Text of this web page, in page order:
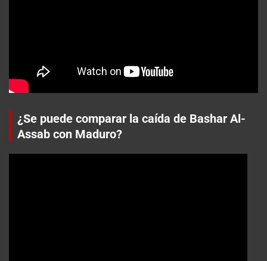
¿Se puede comparar la caída de Bashar Al-
Assab con Maduro?